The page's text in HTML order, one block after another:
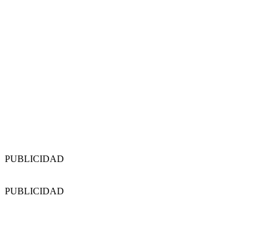
PUBLICIDAD
PUBLICIDAD